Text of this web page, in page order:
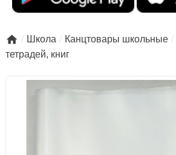
 Школа Канцтовары школьные
тетрадей, книг